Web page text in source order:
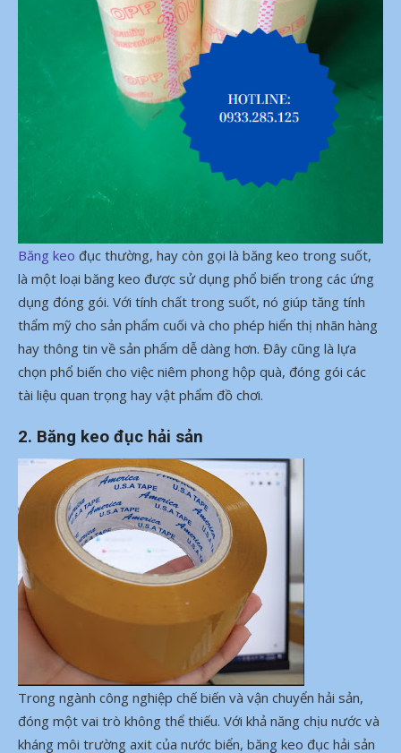
Băng keo đục thường, hay còn gọi là băng keo trong suốt,
là một loại băng keo được sử dụng phổ biến trong các ứng
dụng đóng gói. Với tính chất trong suốt, nó giúp tăng tính
thẩm mỹ cho sản phẩm cuối và cho phép hiển thị nhãn hàng
hay thông tin về sản phẩm dễ dàng hơn. Đây cũng là lựa
chọn phổ biến cho việc niêm phong hộp quà, đóng gói các
tài liệu quan trọng hay vật phẩm đồ chơi.
2. Băng keo đục hải sản
Trong ngành công nghiệp chế biến và vận chuyển hải sản,
đóng một vai trò không thể thiếu. Với khả năng chịu nước và
kháng môi trường axit của nước biển, băng keo đục hải sản